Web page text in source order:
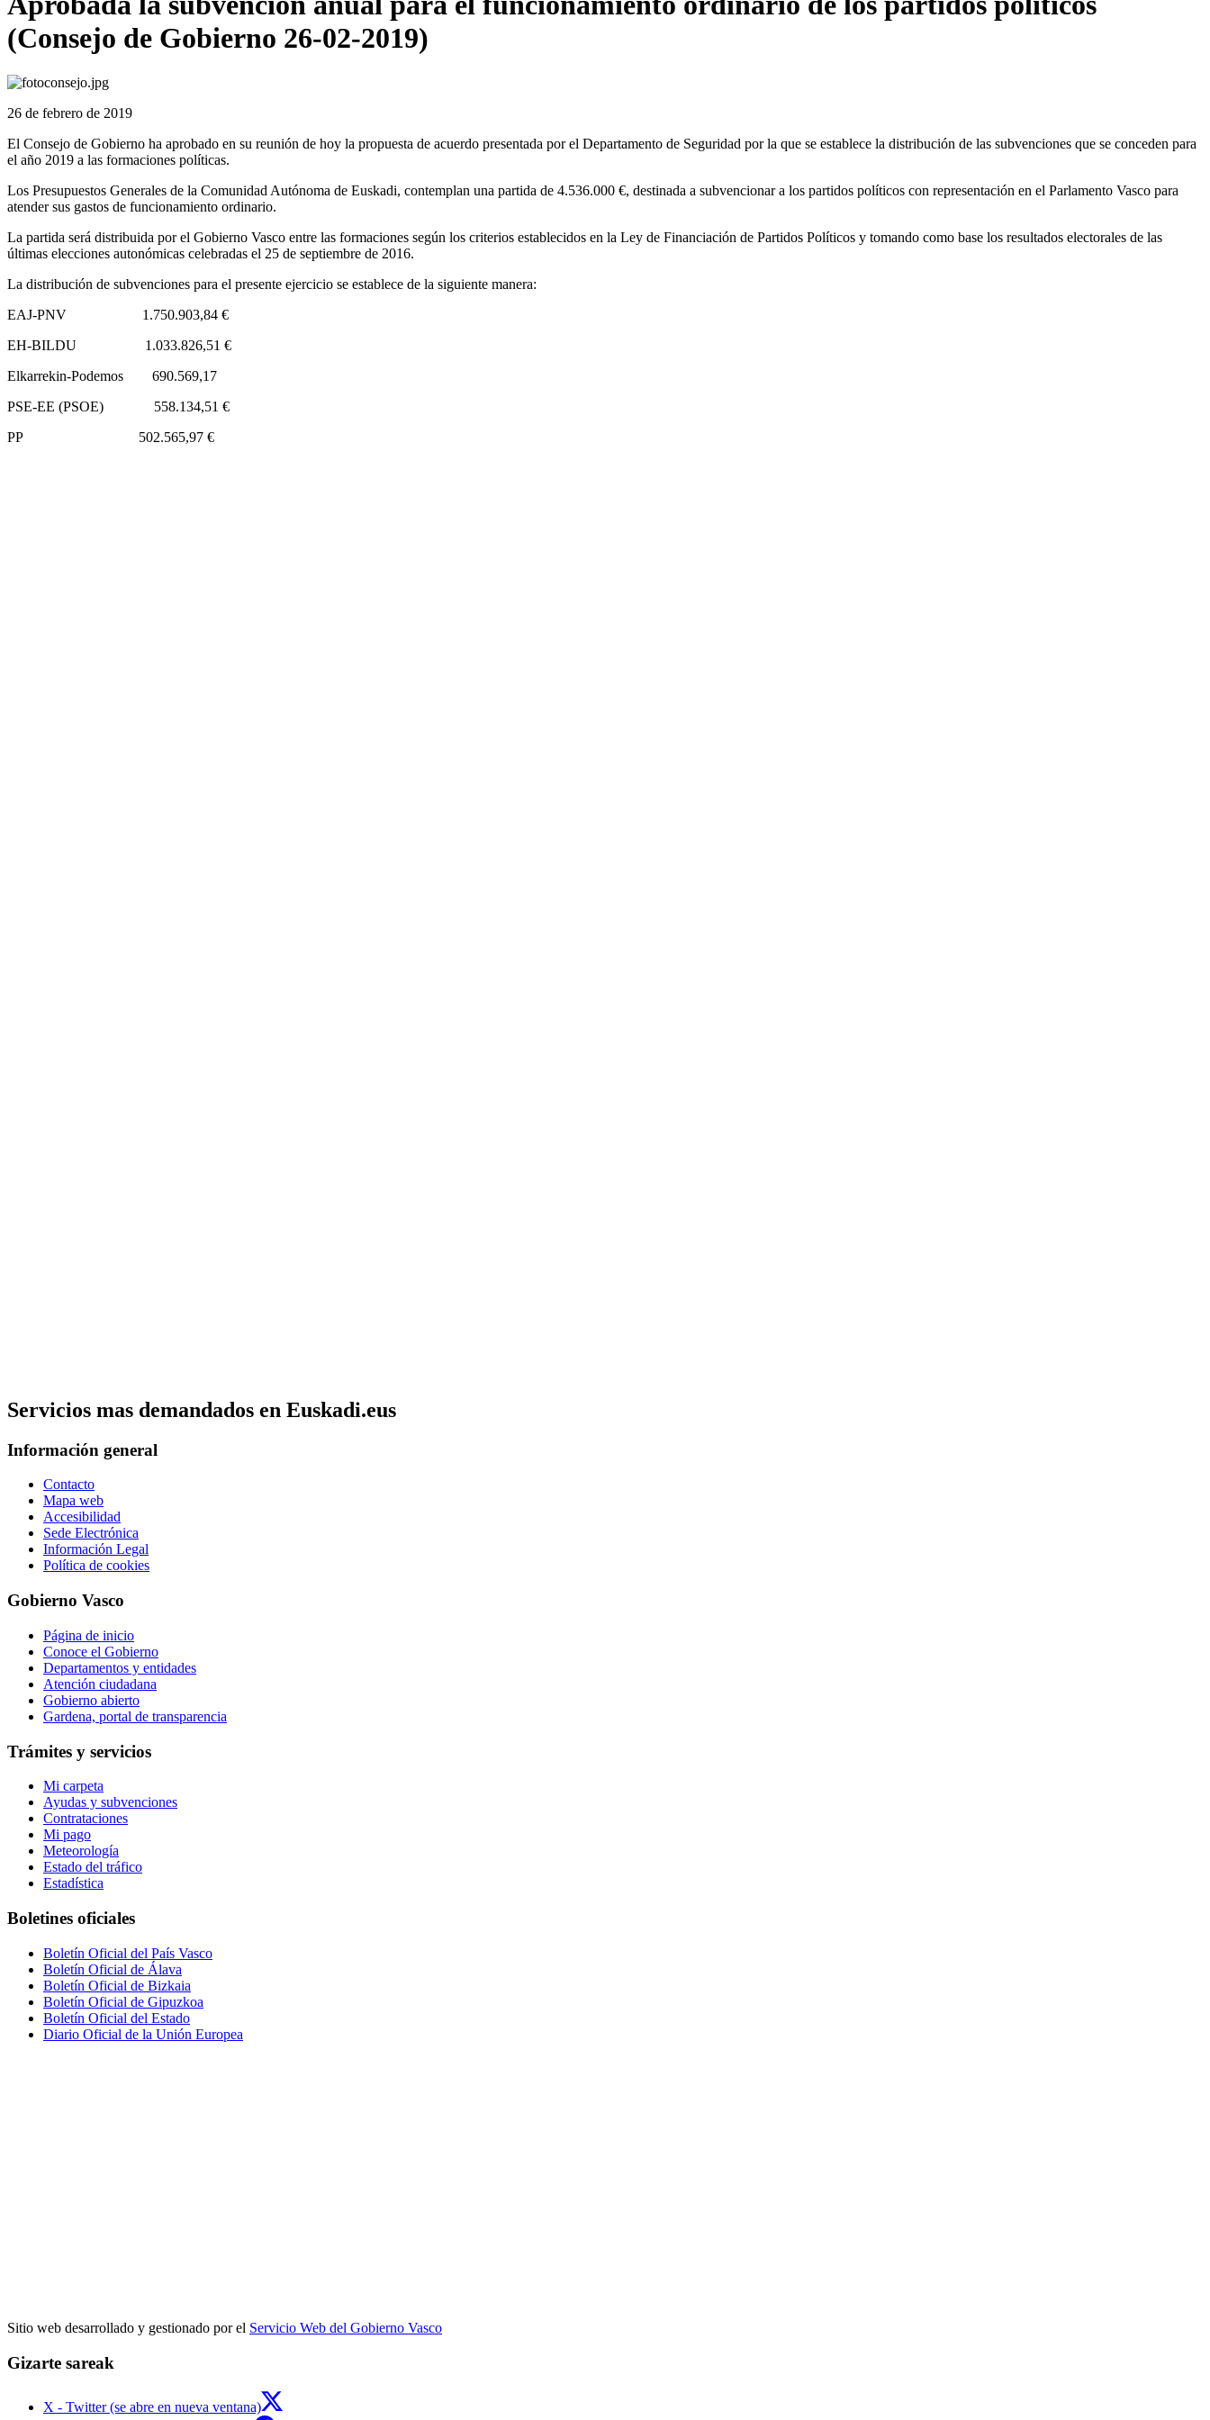
(Consejo de Gobierno 26-02-2019)
26 de febrero de 2019
El Consejo de Gobierno ha aprobado en su reunión de hoy la propuesta de acuerdo presentada por el Departamento de Seguridad por la que se establece la distribución de las subvenciones que se conceden para
el año 2019 a las formaciones políticas.
Los Presupuestos Generales de la Comunidad Autónoma de Euskadi, contemplan una partida de 4.536.000 €, destinada a subvencionar a los partidos políticos con representación en el Parlamento Vasco para
atender sus gastos de funcionamiento ordinario.
La partida será distribuida por el Gobierno Vasco entre las formaciones según los criterios establecidos en la Ley de Financiación de Partidos Políticos y tomando como base los resultados electorales de las
últimas elecciones autonómicas celebradas el 25 de septiembre de 2016.
La distribución de subvenciones para el presente ejercicio se establece de la siguiente manera:
EAJ-PNV 1.750.903,84 €
EH-BILDU 1.033.826,51 €
Elkarrekin-Podemos 690.569,17
PSE-EE (PSOE) 558.134,51 €
PP 502.565,97 €
Servicios mas demandados en Euskadi.eus
Información general
Contacto
Mapa web
Accesibilidad
Sede Electrónica
Información Legal
Política de cookies
Gobierno Vasco
Página de inicio
Conoce el Gobierno
Departamentos y entidades
Atención ciudadana
Gobierno abierto
Gardena, portal de transparencia
Trámites y servicios
Mi carpeta
Ayudas y subvenciones
Contrataciones
Mi pago
Meteorología
Estado del tráfico
Estadística
Boletines oficiales
Boletín Oficial del País Vasco
Boletín Oficial de Álava
Boletín Oficial de Bizkaia
Boletín Oficial de Gipuzkoa
Boletín Oficial del Estado
Diario Oficial de la Unión Europea
Sitio web desarrollado y gestionado por el Servicio Web del Gobierno Vasco
Gizarte sareak
X - Twitter (se abre en nueva ventana)